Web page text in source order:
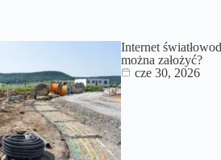
Internet
można założyć?
cze 30, 2026